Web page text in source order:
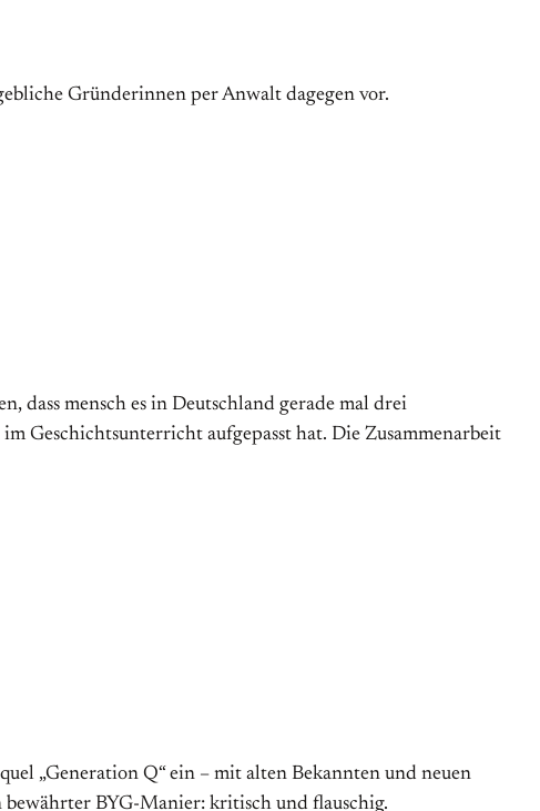
Gründerinnen per Anwalt dagegen vor.
dass mensch es in Deutschland gerade mal drei
Geschichtsunterricht aufgepasst hat. Die Zusammenarbeit
„Generation Q“ ein – mit alten Bekannten und neuen
bewährter BYG-Manier: kritisch und flauschig.